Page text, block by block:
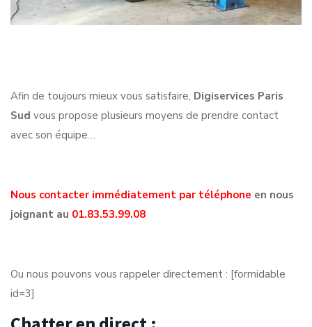
Afin de toujours mieux vous satisfaire, Digiservices Paris
Sud vous propose plusieurs moyens de prendre contact
avec son équipe…
Nous contacter immédiatement par téléphone en nous
joignant au 01.83.53.99.08
Ou nous pouvons vous rappeler directement : [formidable
id=3]